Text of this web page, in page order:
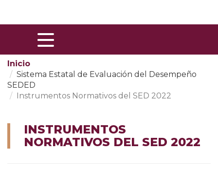
Content
Inicio
Sistema Estatal de Evaluación del Desempeño
SEDED
Instrumentos Normativos del SED 2022
INSTRUMENTOS
NORMATIVOS DEL SED 2022